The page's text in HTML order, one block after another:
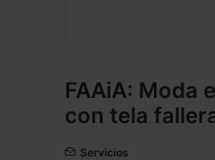
FAAiA: Moda
con tela
Servicios